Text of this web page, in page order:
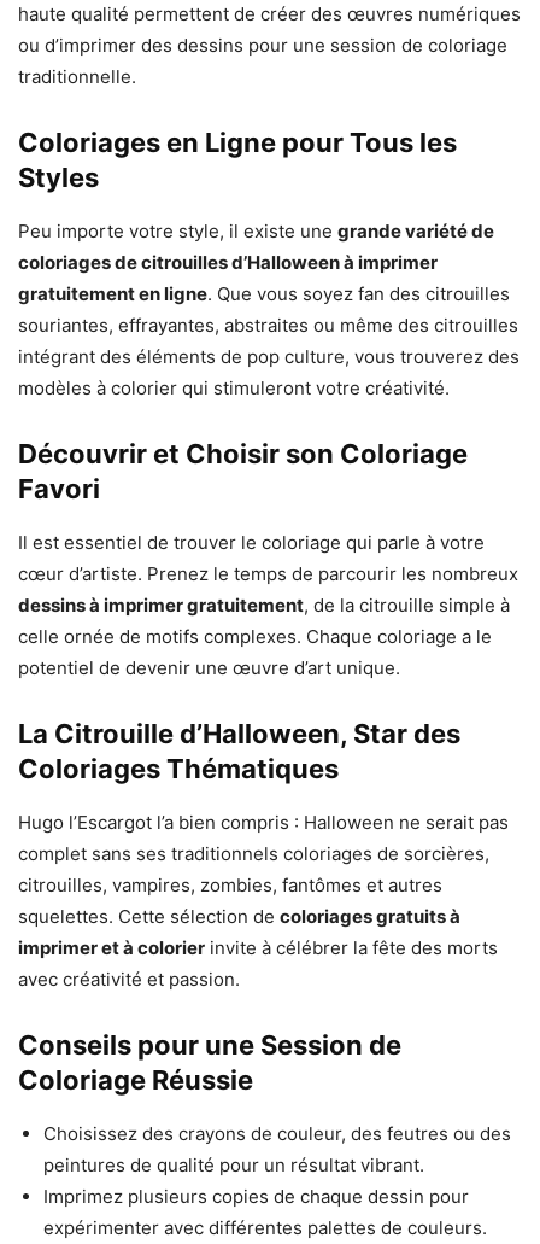
haute qualité permettent de créer des œuvres numériques
ou d’imprimer des dessins pour une session de coloriage
traditionnelle.
Coloriages en Ligne pour Tous les
Styles
Peu importe votre style, il existe une grande variété de
coloriages de citrouilles d’Halloween à imprimer
gratuitement en ligne. Que vous soyez fan des citrouilles
souriantes, effrayantes, abstraites ou même des citrouilles
intégrant des éléments de pop culture, vous trouverez des
modèles à colorier qui stimuleront votre créativité.
Découvrir et Choisir son Coloriage
Favori
Il est essentiel de trouver le coloriage qui parle à votre
cœur d’artiste. Prenez le temps de parcourir les nombreux
dessins à imprimer gratuitement, de la citrouille simple à
celle ornée de motifs complexes. Chaque coloriage a le
potentiel de devenir une œuvre d’art unique.
La Citrouille d’Halloween, Star des
Coloriages Thématiques
Hugo l’Escargot l’a bien compris : Halloween ne serait pas
complet sans ses traditionnels coloriages de sorcières,
citrouilles, vampires, zombies, fantômes et autres
squelettes. Cette sélection de coloriages gratuits à
imprimer et à colorier invite à célébrer la fête des morts
avec créativité et passion.
Conseils pour une Session de
Coloriage Réussie
Choisissez des crayons de couleur, des feutres ou des
peintures de qualité pour un résultat vibrant.
Imprimez plusieurs copies de chaque dessin pour
expérimenter avec différentes palettes de couleurs.